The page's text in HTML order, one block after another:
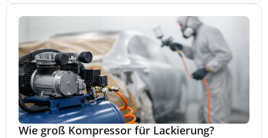
Wie groß Kompressor für Lackierung?